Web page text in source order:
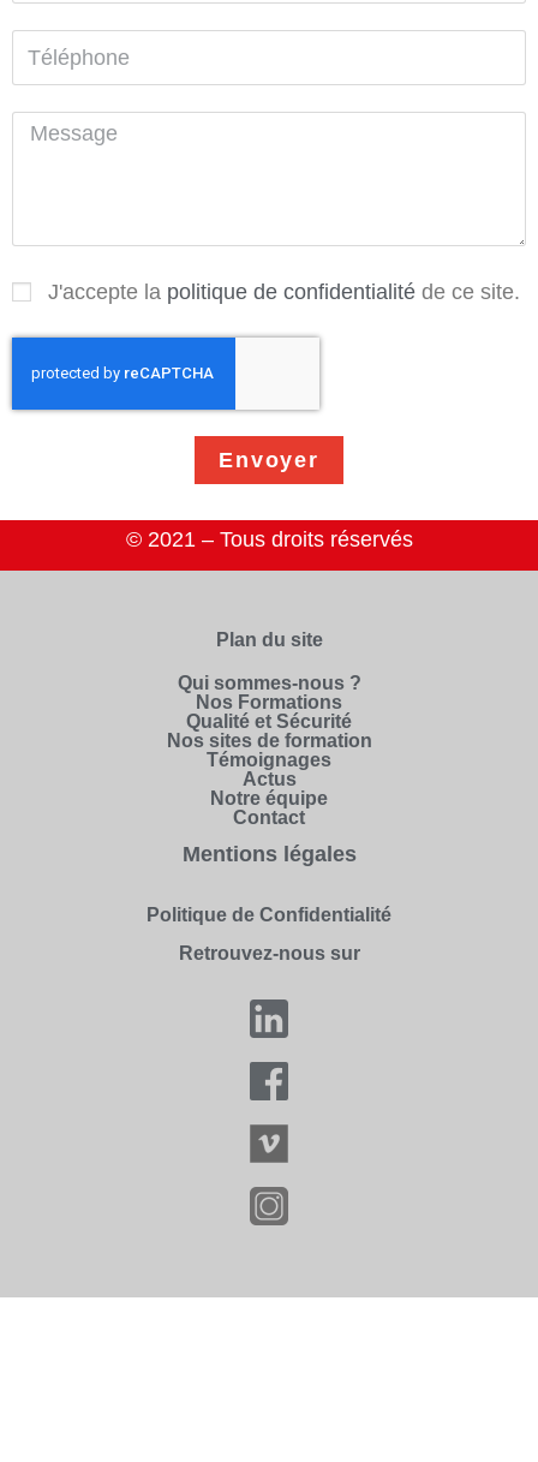
J'accepte la politique de confidentialité de ce site.
Envoyer
© 2021 – Tous droits réservés
Plan du site
Qui sommes-nous ?
Nos Formations
Qualité et Sécurité
Nos sites de formation
Témoignages
Actus
Notre équipe
Contact
Mentions légales
Politique de Confidentialité
Retrouvez-nous sur